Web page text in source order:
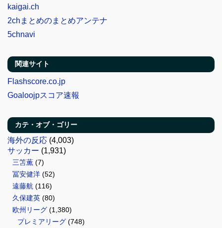
kaigai.ch
2chまとめのまとめアンテナ
5chnavi
関連サイト
Flashscore.co.jp
Goaloojpスコア速報
カテ・オブ・ゴリー
海外の反応 (4,003)
サッカー (1,931)
三笘薫 (7)
冨安健洋 (52)
遠藤航 (116)
久保建英 (80)
欧州リーグ (1,380)
プレミアリーグ (748)